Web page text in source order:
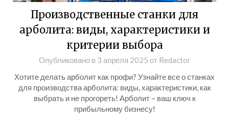
Производственные станки для
арболита: виды, характеристики и
критерии выбора
Опубликовано в 3 апреля 2025 от Redactor
Хотите делать арболит как профи? Узнайте все о станках
для производства арболита: виды, характеристики, как
выбрать и не прогореть! Арболит – ваш ключ к
прибыльному бизнесу!